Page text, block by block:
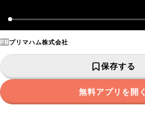
PRプリマハム株式会社
保存する
無料アプリを開く